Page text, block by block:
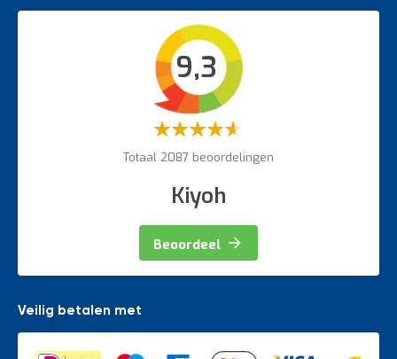
Bordestrappen
Werkplaatsinrichting accessoires
9,3
Waardering:
Totaal 2087 beoordelingen
Kiyoh
Beoordeel
Veilig betalen met